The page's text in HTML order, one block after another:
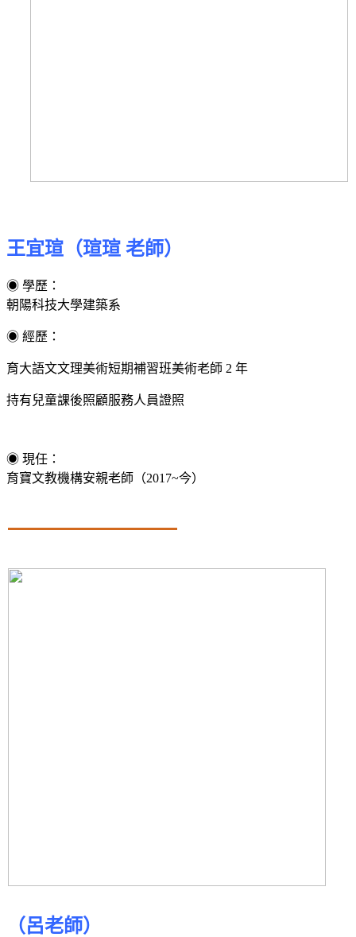
王宜瑄（瑄瑄 老師）
◉ 學歷：
朝陽科技大學建築系
◉ 經歷：
育大語文文理美術短期補習班美術老師 2 年
持有兒童課後照顧服務人員證照
◉ 現任：
育寶文教機構安親老師（2017~今）
（呂老師）